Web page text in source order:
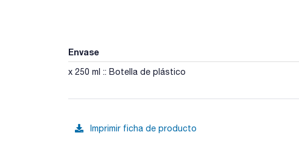
Envase
x 250 ml :: Botella de plástico
Imprimir ficha de producto